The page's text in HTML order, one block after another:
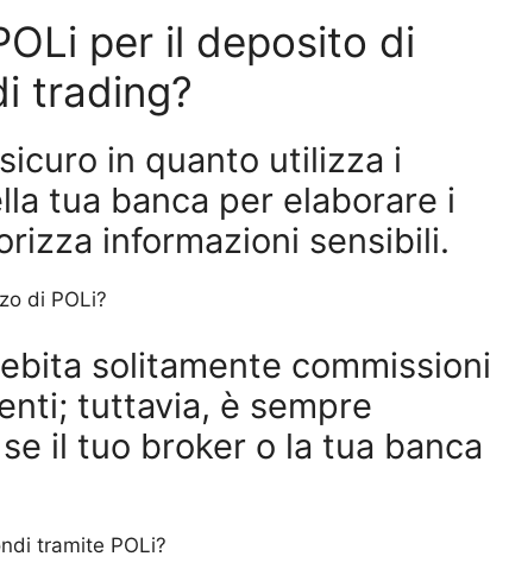
per il deposito di
trading?
in quanto utilizza i
tua banca per elaborare i
informazioni sensibili.
di POLi?
solitamente commissioni
tuttavia, è sempre
il tuo broker o la tua banca
tramite POLi?